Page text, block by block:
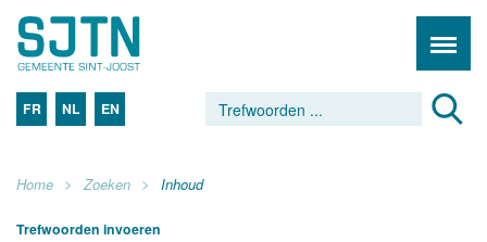
FR NL EN
Home Zoeken Inhoud
Trefwoorden invoeren